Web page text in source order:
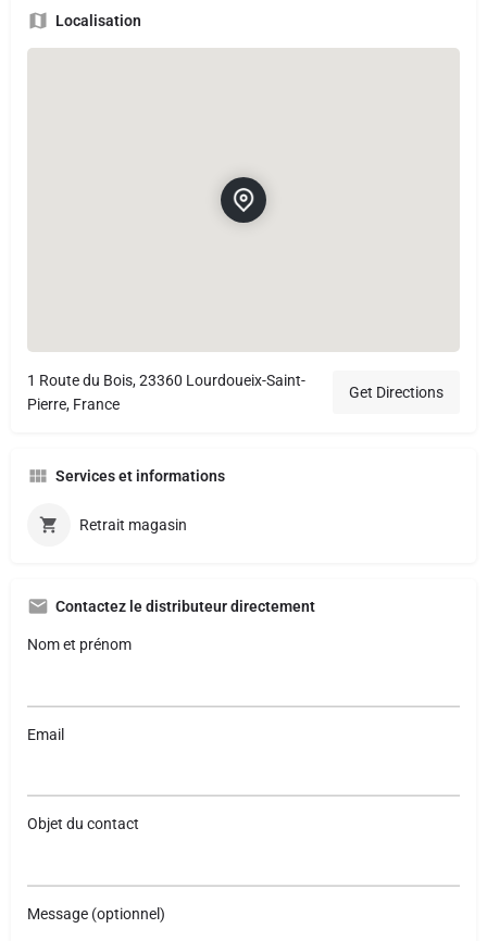
Localisation
1 Route du Bois, 23360 Lourdoueix-Saint-
Pierre, France
Get Directions
Services et informations
Retrait magasin
Contactez le distributeur directement
Nom et prénom
Email
Objet du contact
Message (optionnel)